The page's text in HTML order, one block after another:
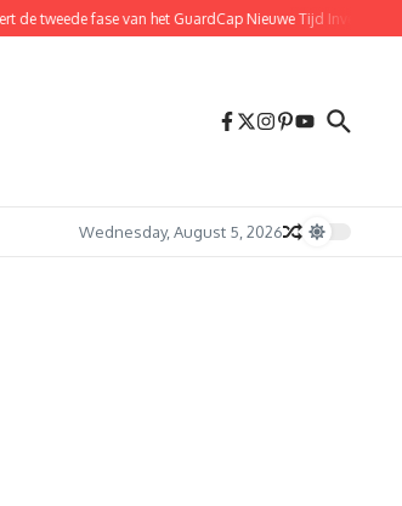
fase van het GuardCap Nieuwe Tijd
Wednesday, August 5, 2026